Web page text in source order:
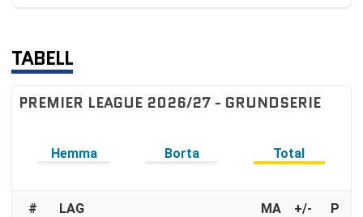
TABELL
PREMIER LEAGUE 2026/27 - GRUNDSERIE
Hemma Borta Total
# LAG MA +/- P